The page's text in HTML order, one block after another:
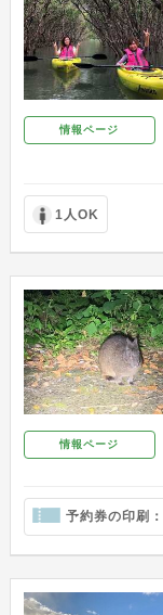
情報ページ
1人OK
情報ページ
予約券の印刷：